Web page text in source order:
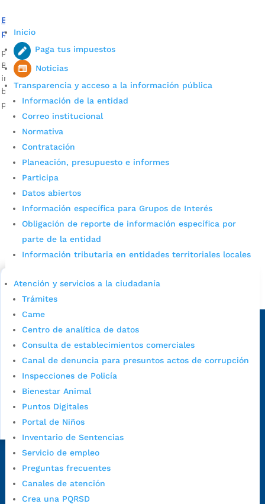
Inicio
Paga tus impuestos
Noticias
Transparencia y acceso a la información pública
Información de la entidad
Correo institucional
Normativa
Contratación
Planeación, presupuesto e informes
Participa
Datos abiertos
Información específica para Grupos de Interés
Obligación de reporte de información específica por
parte de la entidad
Información tributaria en entidades territoriales locales
Atención y servicios a la ciudadanía
Trámites
Came
Centro de analítica de datos
Consulta de establecimientos comerciales
Canal de denuncia para presuntos actos de corrupción
Inspecciones de Policía
Bienestar Animal
Puntos Digitales
Portal de Niños
Inventario de Sentencias
Servicio de empleo
Preguntas frecuentes
Canales de atención
Crea una PQRSD
En tres pasos obtenga y pague el recibo del impuesto
predial
porEdgar Augusto Sánchez|
Bucaramanga es la segunda ciudad del país en liquidar el
impuesto predial, y los bumangueses tenemos fama de ser
buenas pagas. Acá le explicamos los pasos que debe seguir
para obtener el recibo y pagarlo.
Cupos Escolares Bucaramanga 2022
Consulta aqui los pasos para inscribirse y solicitar un
cupo escolar en los colegios oficiales de
Alcaldía de Bucaramanga
Sede principal